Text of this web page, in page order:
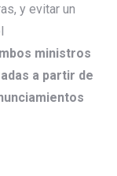
y evitar un
ministros
a partir de